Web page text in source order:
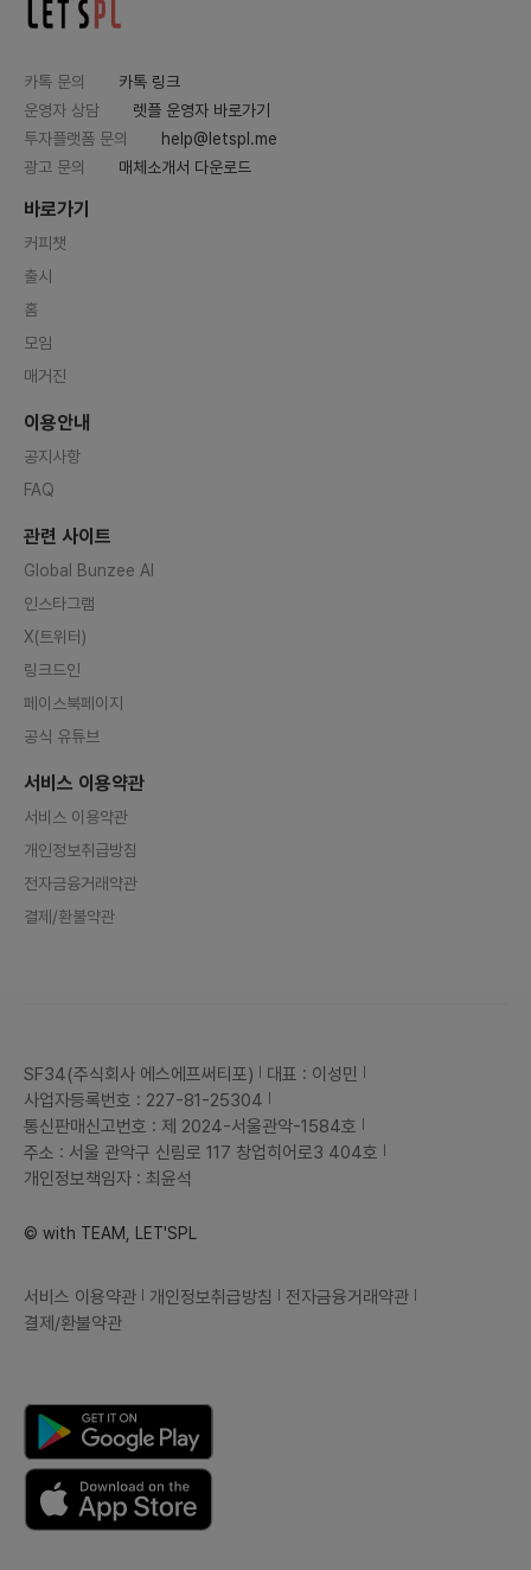
카톡 문의
카톡 링크
운영자 상담
렛플 운영자 바로가기
투자플랫폼 문의
help@letspl.me
광고 문의
매체소개서 다운로드
바로가기
커피챗
출시
홈
모임
매거진
이용안내
공지사항
FAQ
관련 사이트
Global Bunzee AI
인스타그램
X(트위터)
링크드인
페이스북페이지
공식 유튜브
서비스 이용약관
서비스 이용약관
개인정보취급방침
전자금융거래약관
결제/환불약관
SF34(주식회사 에스에프써티포)
대표 : 이성민
사업자등록번호 : 227-81-25304
통신판매신고번호 : 제 2024-서울관악-1584호
주소 : 서울 관악구 신림로 117 창업히어로3 404호
개인정보책임자 : 최윤석
© with TEAM, LET'SPL
서비스 이용약관 개인정보취급방침
전자금융거래약관
결제/환불약관